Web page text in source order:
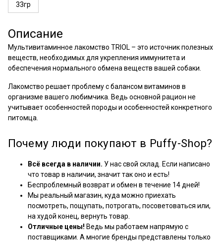
33гр
Описание
Мультивитаминное лакомство TRIOL – это источник полезных
веществ, необходимых для укрепления иммунитета и
обеспечения нормального обмена веществ вашей собаки.
Лакомство решает проблему с балансом витаминов в
организме вашего любимчика. Ведь основной рацион не
учитывает особенностей породы и особенностей конкретного
питомца.
Почему люди покупают в Puffy-Shop?
Всё всегда в наличии. У нас свой склад. Если написано
что товар в наличии, значит так оно и есть!
Беспроблемный возврат и обмен в течение 14 дней!
Мы реальный магазин, куда можно приехать
посмотреть, пощупать, потрогать, посоветоваться или,
на худой конец, вернуть товар.
Отличные цены! Ведь мы работаем напрямую с
поставщиками. А многие бренды представлены только